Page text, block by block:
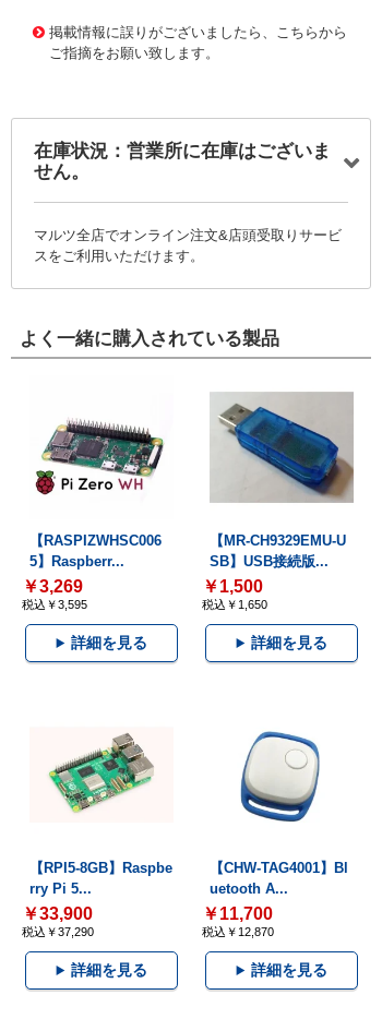
掲載情報に誤りがございましたら、こちらから
ご指摘をお願い致します。
在庫状況：営業所に在庫はございま
せん。
マルツ全店でオンライン注文&店頭受取りサービ
スをご利用いただけます。
よく一緒に購入されている製品
【RASPIZWHSC006
5】Raspberr...
￥3,269
税込￥3,595
詳細を見る
【MR-CH9329EMU-U
SB】USB接続版...
￥1,500
税込￥1,650
詳細を見る
【RPI5-8GB】Raspbe
rry Pi 5...
￥33,900
税込￥37,290
詳細を見る
【CHW-TAG4001】Bl
uetooth A...
￥11,700
税込￥12,870
詳細を見る